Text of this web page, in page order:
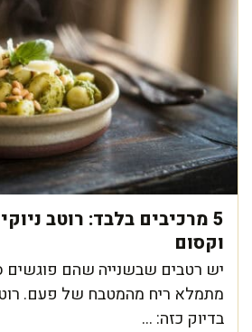
5 מרכיבים בלבד: רוטב
וקסום
יש רטבים שבשנייה שהם פוגשים
מתמלא ריח מהמטבח של פעם.
בדיוק כזה: ...